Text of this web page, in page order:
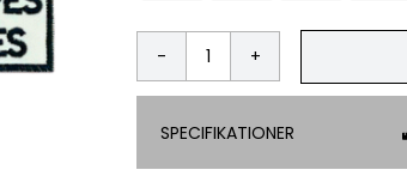
Clean
Pipes
Lives
SPECIFIKATIONER